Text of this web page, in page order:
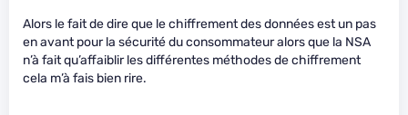
Alors le fait de dire que le chiffrement des données est un pas
en avant pour la sécurité du consommateur alors que la NSA
n’à fait qu’affaiblir les différentes méthodes de chiffrement
cela m’à fais bien rire.